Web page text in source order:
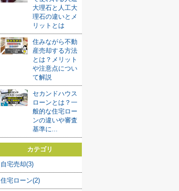
大理石と人工大
理石の違いとメ
リットとは
住みながら不動
産売却する方法
とは？メリット
や注意点につい
て解説
セカンドハウス
ローンとは？一
般的な住宅ロー
ンの違いや審査
基準に...
カテゴリ
自宅売却(3)
住宅ローン(2)